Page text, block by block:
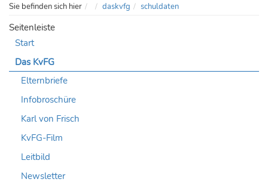
Sie befinden sich hier Home
daskvfg schuldaten
Seitenleiste
Start
Das KvFG
Elternbriefe
Infobroschüre
Karl von Frisch
KvFG-Film
Leitbild
Newsletter